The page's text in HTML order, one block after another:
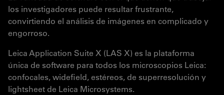
los investigadores puede resultar frustrante,
convirtiendo el análisis de imágenes en complicado y
engorroso.
Leica Application Suite X (LAS X) es la plataforma
única de software para todos los microscopios Leica:
confocales, widefield, estéreos, de superresolución y
lightsheet de Leica Microsystems.